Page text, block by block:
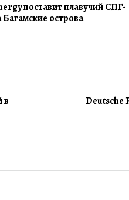
поставит плавучий СПГ-
острова
в
Deutsche